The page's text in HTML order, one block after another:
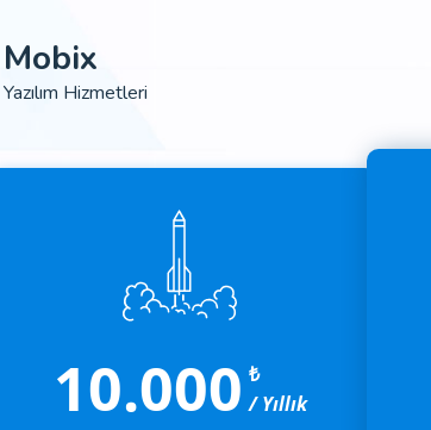
Mobix
Yazılım Hizmetleri
10.000 ₺
/ Yıllık